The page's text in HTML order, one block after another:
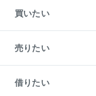
買いたい
新築・分譲マンションの
中古マンションの購入
一戸建ての購入
中古一戸建ての購入
売りたい
一戸建ての売却・査定
土地の売却・査定
借りたい